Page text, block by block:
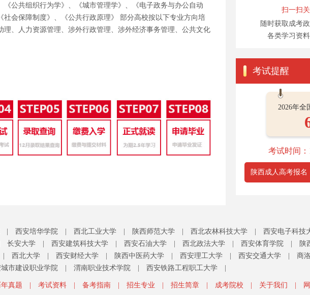
公共组织行为学》、《城市管理学》、《电子政务与办公自动
会保障制度》、《公共行政原理》 部分高校按以下专业方向培
、人力资源管理、涉外行政管理、涉外经济事务管理、公共文化
扫一扫
随时获取成考
各类学习资
考试提醒
2026年全
考试时间：
陕西成人高考报名
西安培华学院 西北工业大学 陕西师范大学 西北农林科技大学 西安电子科技
长安大学 西安建筑科技大学 西安石油大学 西北政法大学 西安体育学院 陕
西北大学 西安财经大学 陕西中医药大学 西安理工大学 西安交通大学 商
城市建设职业学院
渭南职业技术学院 西安铁路工程职工大学
年真题 考试资料 备考指南 招生专业 招生简章 成考院校 关于我们